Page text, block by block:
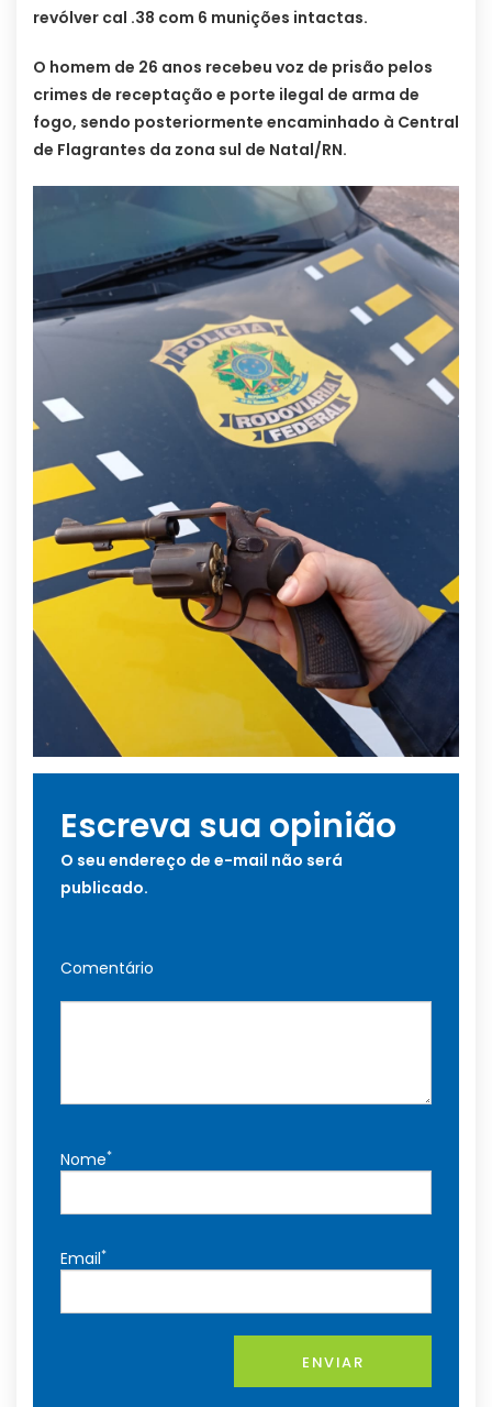
revólver cal .38 com 6 munições intactas.
O homem de 26 anos recebeu voz de prisão pelos
crimes de receptação e porte ilegal de arma de
fogo, sendo posteriormente encaminhado à Central
de Flagrantes da zona sul de Natal/RN.
Escreva sua opinião
O seu endereço de e-mail não será
publicado.
Comentário
Nome*
Email*
ENVIAR